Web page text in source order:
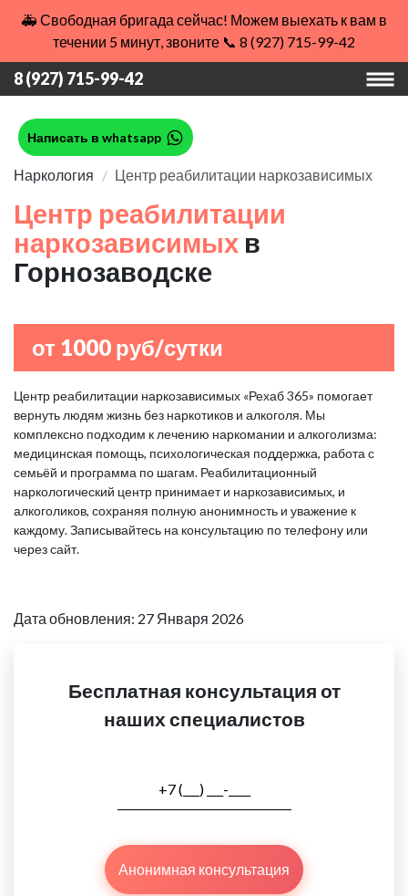
🚑 Свободная бригада сейчас! Можем выехать к вам в
течении 5 минут, звоните 📞 8 (927) 715-99-42
8 (927) 715-99-42
Написать в whatsapp
Наркология Центр реабилитации наркозависимых
Центр реабилитации
наркозависимых в
Горнозаводске
от 1000 руб/сутки
Центр реабилитации наркозависимых «Рехаб 365» помогает
вернуть людям жизнь без наркотиков и алкоголя. Мы
комплексно подходим к лечению наркомании и алкоголизма:
медицинская помощь, психологическая поддержка, работа с
семьёй и программа по шагам. Реабилитационный
наркологический центр принимает и наркозависимых, и
алкоголиков, сохраняя полную анонимность и уважение к
каждому. Записывайтесь на консультацию по телефону или
через сайт.
Дата обновления: 27 Января 2026
Бесплатная консультация от
наших специалистов
Анонимная консультация